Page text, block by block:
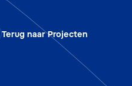
Terug naar Projecten